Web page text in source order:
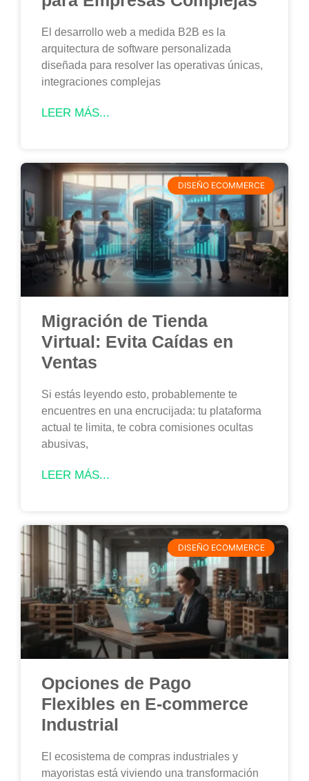
El desarrollo web a medida B2B es la
arquitectura de software personalizada
diseñada para resolver las operativas únicas,
integraciones complejas
LEER MÁS...
DISEÑO ECOMMERCE
Migración de Tienda
Virtual: Evita Caídas en
Ventas
Si estás leyendo esto, probablemente te
encuentres en una encrucijada: tu plataforma
actual te limita, te cobra comisiones ocultas
abusivas,
LEER MÁS...
DISEÑO ECOMMERCE
Opciones de Pago
Flexibles en E-commerce
Industrial
El ecosistema de compras industriales y
mayoristas está viviendo una transformación